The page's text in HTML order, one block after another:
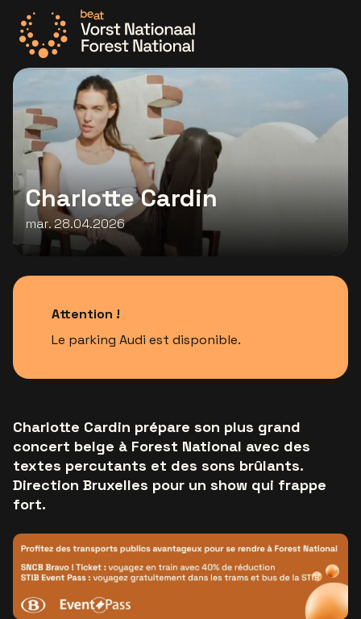
Allez à la page d'accueil
Charlotte Cardin
mar. 28.04.2026
Attention !
Le parking Audi est disponible.
Charlotte Cardin prépare son plus grand
concert belge à Forest National avec des
textes percutants et des sons brûlants.
Direction Bruxelles pour un show qui frappe
fort.